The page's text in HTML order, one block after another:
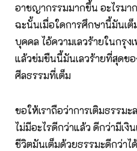
อาชญากรรมมากขึ้น อะไรมา
ฉะนั้นเมื่อใดการศึกษานี้มันเ
บุคคล ไอ้ความเลวร้ายในกรุ
แล้วข่มขืนนี้มันเลวร้ายที่สุดข
ศีลธรรมที่เต็ม
ขอให้เราถือว่าการเติมธรรม
ไม่มีอะไรดีกว่าแล้ว ดีกว่ามีเ
ชีวิตมันเต็มด้วยธรรมะดีกว่าไ